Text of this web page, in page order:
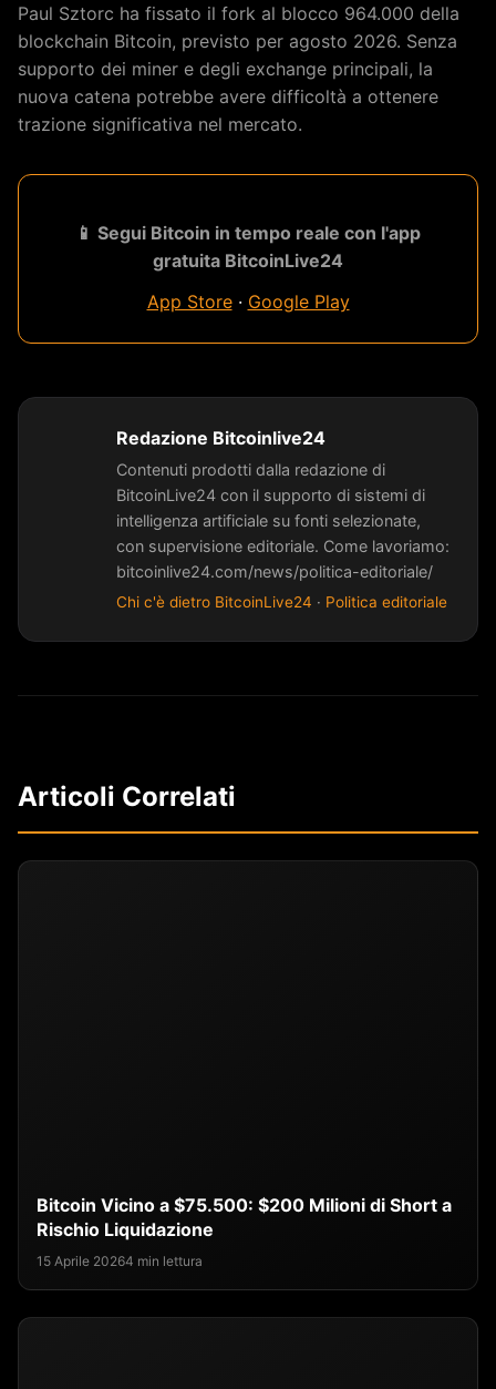
Paul Sztorc ha fissato il fork al blocco 964.000 della
blockchain Bitcoin, previsto per agosto 2026. Senza
supporto dei miner e degli exchange principali, la
nuova catena potrebbe avere difficoltà a ottenere
trazione significativa nel mercato.
📱 Segui Bitcoin in tempo reale con l'app
gratuita BitcoinLive24
App Store· Google Play
Redazione Bitcoinlive24
Contenuti prodotti dalla redazione di
BitcoinLive24 con il supporto di sistemi di
intelligenza artificiale su fonti selezionate,
con supervisione editoriale. Come lavoriamo:
bitcoinlive24.com/news/politica-editoriale/
Chi c'è dietro BitcoinLive24 · Politica editoriale
Articoli Correlati
Bitcoin Vicino a $75.500: $200 Milioni di Short a
Rischio Liquidazione
15 Aprile 20264 min lettura